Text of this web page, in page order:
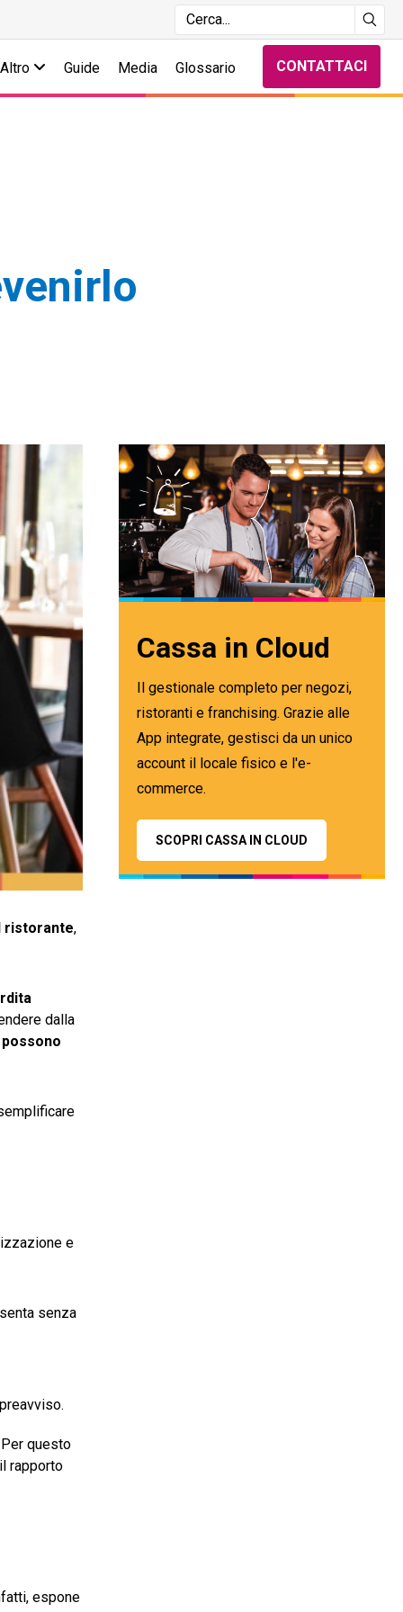
Altro Guide Media Glossario CONTATTACI
ristorante,
dalla
e
senza
questo
rapporto
espone
Cassa in Cloud
Il gestionale completo per negozi,
ristoranti e franchising. Grazie alle
App integrate, gestisci da un unico
account il locale fisico e l'e-
commerce.
SCOPRI CASSA IN CLOUD